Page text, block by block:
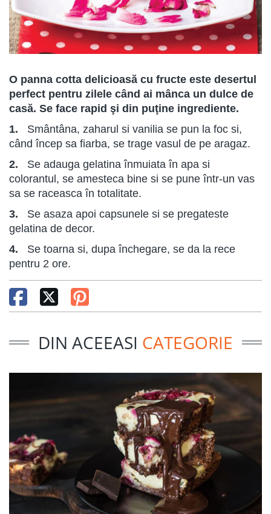
O panna cotta delicioasă cu fructe este desertul
perfect pentru zilele când ai mânca un dulce de
casă. Se face rapid şi din puţine ingrediente.
1. Smântâna, zaharul si vanilia se pun la foc si,
când încep sa fiarba, se trage vasul de pe aragaz.
2. Se adauga gelatina înmuiata în apa si
colorantul, se amesteca bine si se pune într-un vas
sa se raceasca în totalitate.
3. Se asaza apoi capsunele si se pregateste
gelatina de decor.
4. Se toarna si, dupa închegare, se da la rece
pentru 2 ore.
DIN ACEEASI CATEGORIE